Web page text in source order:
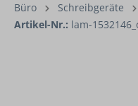
Büro Schreibgeräte
Artikel-Nr.: lam-